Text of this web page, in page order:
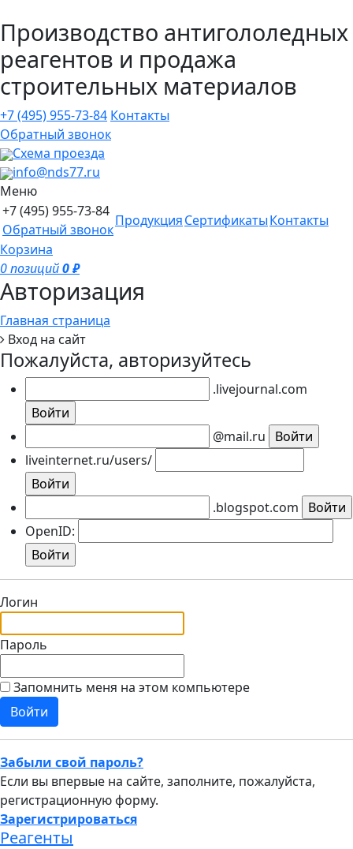
Производство антигололедных
реагентов и продажа
строительных материалов
+7 (495)955-73-84 Контакты
Обратный звонок
Схема проезда
info@nds77.ru
Меню
+7 (495)955-73-84
Обратный звонок
ПродукцияСертификатыКонтакты
Корзина
0 позиций0 ₽
Авторизация
Главная страница
Вход на сайт
Пожалуйста, авторизуйтесь
.livejournal.com
@mail.ru
liveinternet.ru/users/
.blogspot.com
OpenID:
Логин
Пароль
Запомнить меня на этом компьютере
Забыли свой пароль?
Если вы впервые на сайте, заполните, пожалуйста,
регистрационную форму.
Зарегистрироваться
Реагенты